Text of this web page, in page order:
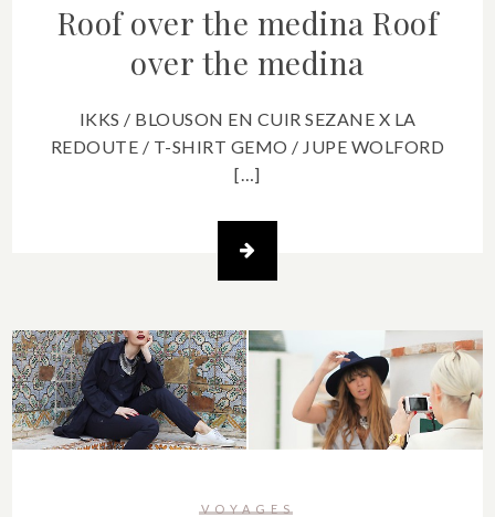
Roof over the medinaRoof
over the medina
IKKS / BLOUSON EN CUIR SEZANE X LA
REDOUTE / T-SHIRT GEMO / JUPE WOLFORD
[…]
VOYAGES